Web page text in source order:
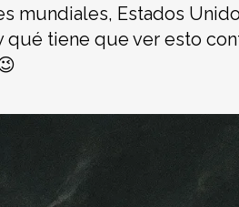
mundiales, Estados
qué tiene que ver esto